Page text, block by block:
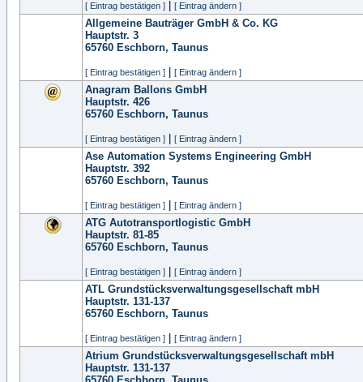
[ Eintrag bestätigen ] [ Eintrag ändern ]
Allgemeine Bauträger GmbH & Co. KG
Hauptstr. 3
65760 Eschborn, Taunus
[ Eintrag bestätigen ] [ Eintrag ändern ]
Anagram Ballons GmbH
Hauptstr. 426
65760 Eschborn, Taunus
[ Eintrag bestätigen ] [ Eintrag ändern ]
Ase Automation Systems Engineering GmbH
Hauptstr. 392
65760 Eschborn, Taunus
[ Eintrag bestätigen ] [ Eintrag ändern ]
ATG Autotransportlogistic GmbH
Hauptstr. 81-85
65760 Eschborn, Taunus
[ Eintrag bestätigen ] [ Eintrag ändern ]
ATL Grundstücksverwaltungsgesellschaft mbH
Hauptstr. 131-137
65760 Eschborn, Taunus
[ Eintrag bestätigen ] [ Eintrag ändern ]
Atrium Grundstücksverwaltungsgesellschaft mbH
Hauptstr. 131-137